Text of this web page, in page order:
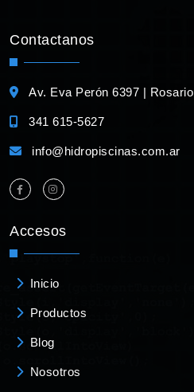
Contactanos
Av. Eva Perón 6397 | Rosario
341 615-5627
info@hidropiscinas.com.ar
Accesos
Inicio
Productos
Blog
Nosotros